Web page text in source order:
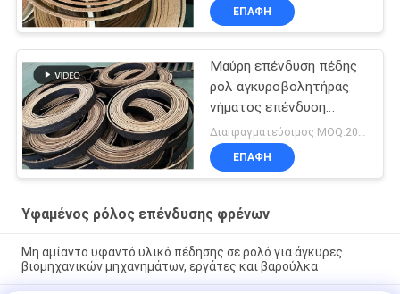
υφασμένο επένδυση
ΕΠΑΦΉ
Μαύρη επένδυση πέδης
ρολ αγκυροβολητήρας
νήματος επένδυση
πέδης μαύρο χρώμα
υφασμένη επένδυση
πέδης
ΕΠΑΦΉ
Υφαμένος ρόλος επένδυσης φρένων
Μη αμίαντο υφαντό υλικό πέδησης σε ρολό για άγκυρες
βιομηχανικών μηχανημάτων, εργάτες και βαρούλκα